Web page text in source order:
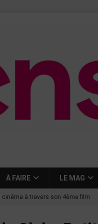
À FAIRE LE MAG
cinéma à travers son 4ème film